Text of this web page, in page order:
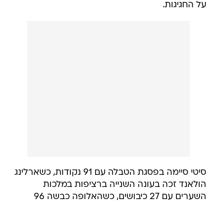
על החגיגות.
סיטי סיימה בפסגת הטבלה עם 91 נקודות, כשארלינג
הולאנד זכה בעונה השנייה ברציפות במלכות
השערים עם 27 כיבושים, כשהאלופה כבשה 96